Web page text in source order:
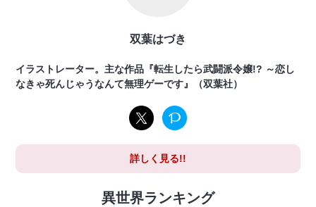
双葉はづき
イラストレーター。主な作品『転生したら武闘派令嬢!? ～恋し
なきゃ死んじゃうなんて無理ゲーです』（双葉社）
詳しく見る!!
異世界ランキング